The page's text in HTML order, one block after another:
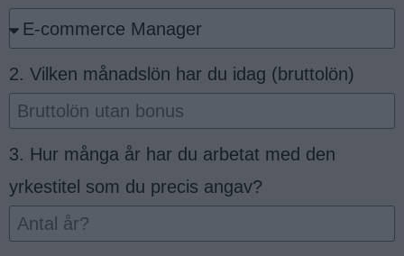
2. Vilken månadslön har du idag (bruttolön)
3. Hur många år har du arbetat med den
yrkestitel som du precis angav?